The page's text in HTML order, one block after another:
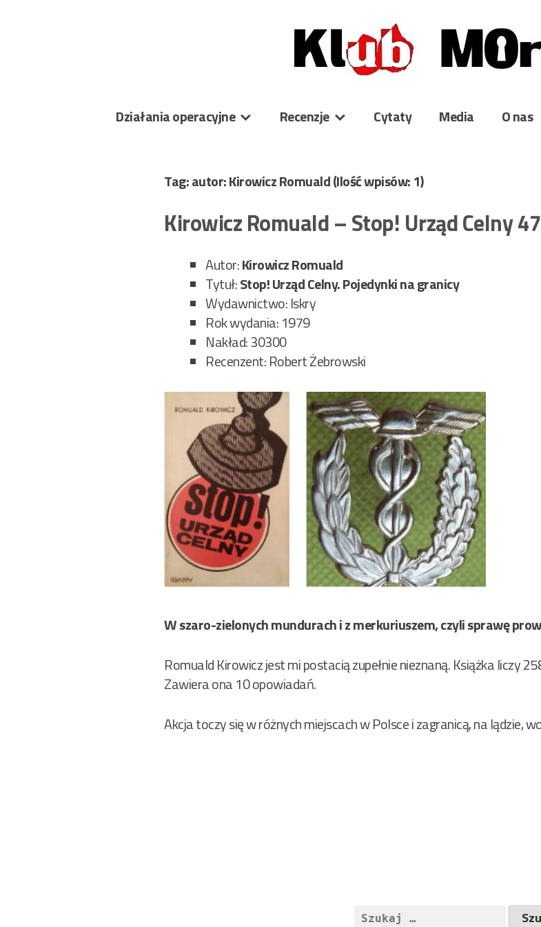
Działania operacyjne Recenzje Cytaty Media O nas
Tag: autor: Kirowicz Romuald(Ilość wpisów: 1)
Kirowicz Romuald – Stop! Urząd Celny
Autor:Kirowicz Romuald
Tytuł:Stop! Urząd Celny. Pojedynki na granicy
Wydawnictwo: Iskry
Rok wydania: 1979
Nakład: 30300
Recenzent: Robert Żebrowski
W szaro-zielonych mundurach i z merkuriuszem, czyli sprawę
Romuald Kirowicz jest mi postacią zupełnie nieznaną. Książka liczy
Zawiera ona 10 opowiadań.
Akcja toczy się w różnych miejscach w Polsce i zagranicą, na lądzie,
Szukaj: